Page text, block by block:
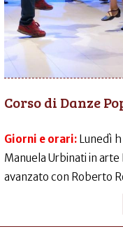
Corso di Danze
Giorni e orari: Lunedì
Manuela Urbinati in
avanzato con Roberto